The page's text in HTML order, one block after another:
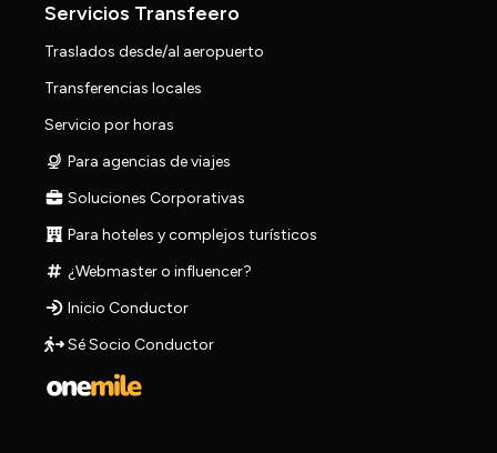
Servicios Transfeero
Traslados desde/al aeropuerto
Transferencias locales
Servicio por horas
Para agencias de viajes
Soluciones Corporativas
Para hoteles y complejos turísticos
¿Webmaster o influencer?
Inicio Conductor
Sé Socio Conductor